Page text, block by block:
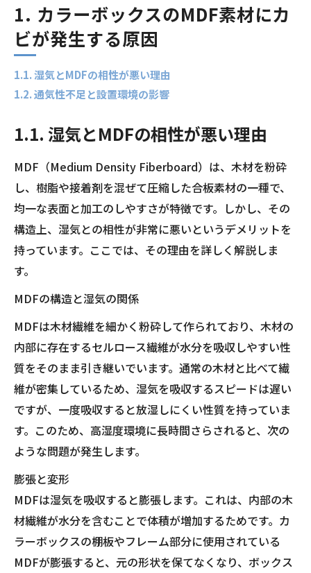
1. カラーボックスのMDF素材にカ
ビが発生する原因
1.1. 湿気とMDFの相性が悪い理由
1.2. 通気性不足と設置環境の影響
1.1. 湿気とMDFの相性が悪い理由
MDF（Medium Density Fiberboard）は、木材を粉砕
し、樹脂や接着剤を混ぜて圧縮した合板素材の一種で、
均一な表面と加工のしやすさが特徴です。しかし、その
構造上、湿気との相性が非常に悪いというデメリットを
持っています。ここでは、その理由を詳しく解説しま
す。
MDFの構造と湿気の関係
MDFは木材繊維を細かく粉砕して作られており、木材の
内部に存在するセルロース繊維が水分を吸収しやすい性
質をそのまま引き継いでいます。通常の木材と比べて繊
維が密集しているため、湿気を吸収するスピードは遅い
ですが、一度吸収すると放湿しにくい性質を持っていま
す。このため、高湿度環境に長時間さらされると、次の
ような問題が発生します。
膨張と変形
MDFは湿気を吸収すると膨張します。これは、内部の木
材繊維が水分を含むことで体積が増加するためです。カ
ラーボックスの棚板やフレーム部分に使用されている
MDFが膨張すると、元の形状を保てなくなり、ボックス